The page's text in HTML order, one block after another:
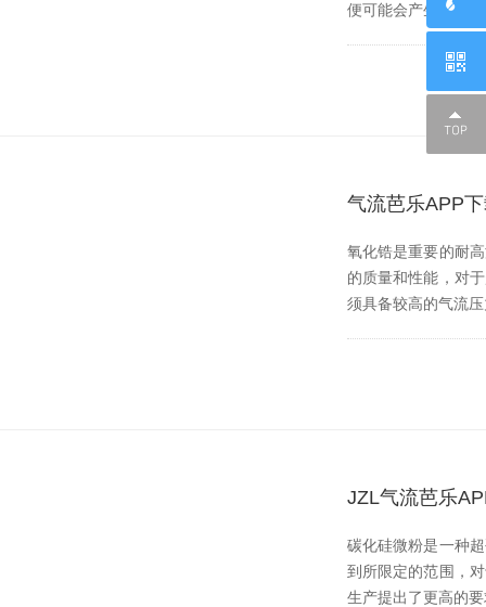
便可能会产生被污染
气流芭乐APP
氧化锆是重要的耐高
的质量和性能，对
须具备较高的气流压
JZL气流芭乐
碳化硅微粉是一种超
到所限定的范围
生产提出了更高的要求